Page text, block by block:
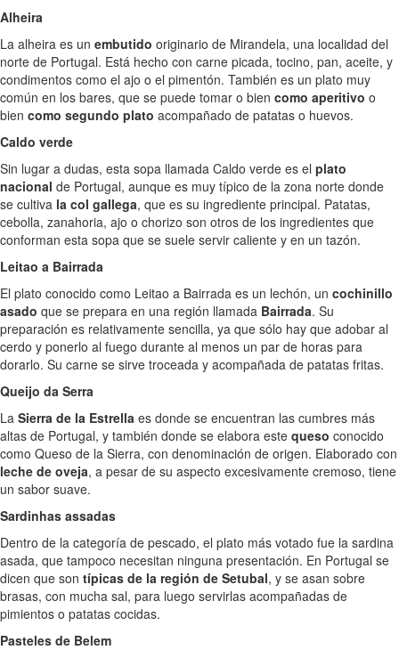
Alheira
La alheira es un embutido originario de Mirandela, una localidad del
norte de Portugal. Está hecho con carne picada, tocino, pan, aceite, y
condimentos como el ajo o el pimentón. También es un plato muy
común en los bares, que se puede tomar o bien como aperitivo o
bien como segundo plato acompañado de patatas o huevos.
Caldo verde
Sin lugar a dudas, esta sopa llamada Caldo verde es el plato
nacional de Portugal, aunque es muy típico de la zona norte donde
se cultiva la col gallega, que es su ingrediente principal. Patatas,
cebolla, zanahoria, ajo o chorizo son otros de los ingredientes que
conforman esta sopa que se suele servir caliente y en un tazón.
Leitao a Bairrada
El plato conocido como Leitao a Bairrada es un lechón, un cochinillo
asado que se prepara en una región llamada Bairrada. Su
preparación es relativamente sencilla, ya que sólo hay que adobar al
cerdo y ponerlo al fuego durante al menos un par de horas para
dorarlo. Su carne se sirve troceada y acompañada de patatas fritas.
Queijo da Serra
La Sierra de la Estrella es donde se encuentran las cumbres más
altas de Portugal, y también donde se elabora este queso conocido
como Queso de la Sierra, con denominación de origen. Elaborado con
leche de oveja, a pesar de su aspecto excesivamente cremoso, tiene
un sabor suave.
Sardinhas assadas
Dentro de la categoría de pescado, el plato más votado fue la sardina
asada, que tampoco necesitan ninguna presentación. En Portugal se
dicen que son típicas de la región de Setubal, y se asan sobre
brasas, con mucha sal, para luego servirlas acompañadas de
pimientos o patatas cocidas.
Pasteles de Belem